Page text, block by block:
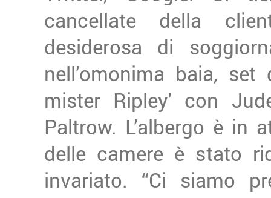
cancellate della
desiderosa di
nell’omonima baia,
mister Ripley' con
Paltrow. L’albergo è in
delle camere è stato
invariato. “Ci siamo